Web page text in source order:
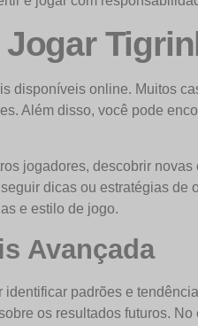
disponíveis online. Muitos
Além disso, você pode
jogadores, descobrir
dicas ou estratégias de
e estilo de jogo.
Avançada
padrões e
os resultados futuros.